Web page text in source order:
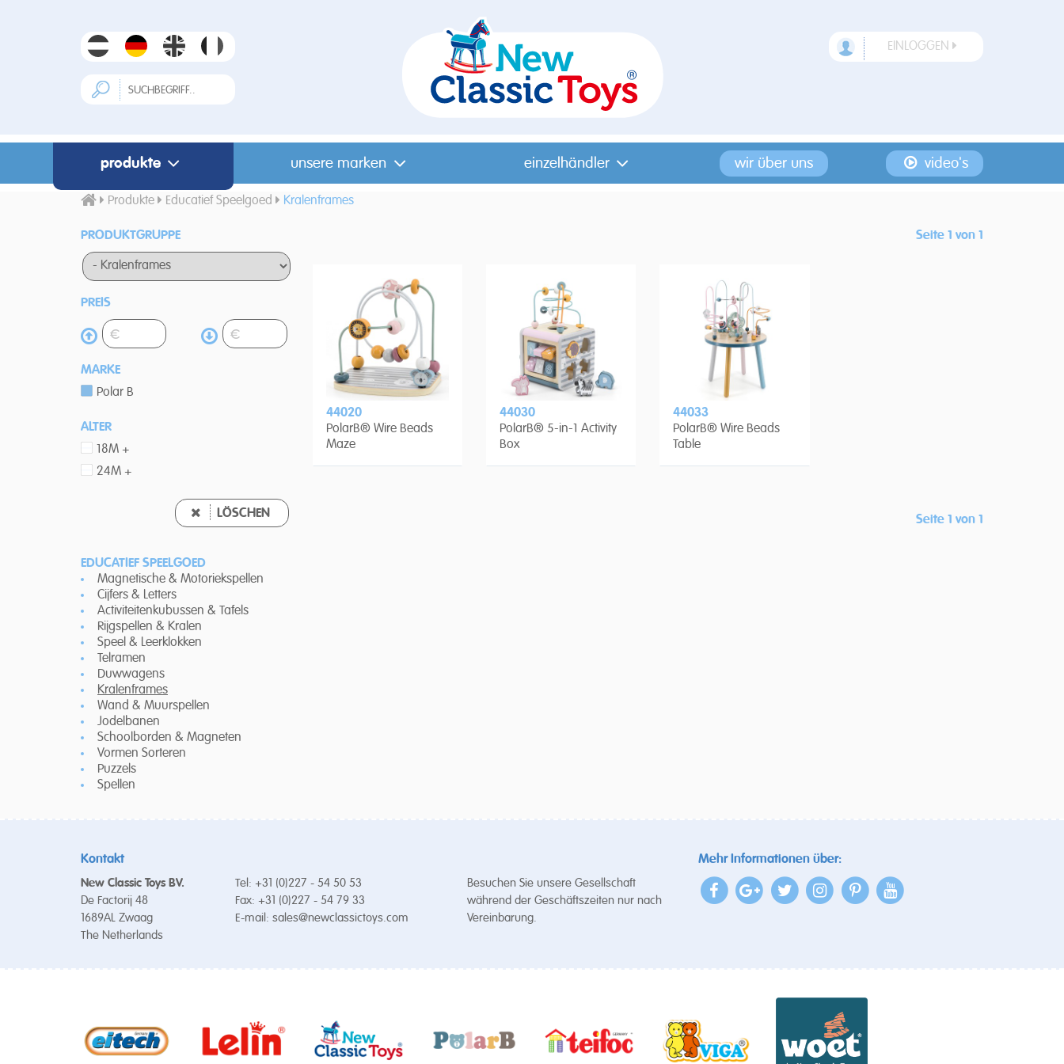
EINLOGGEN
produkte unsere marken einzelhändler wir über uns video's
Produkte Educatief Speelgoed Kralenframes
PRODUKTGRUPPE
PREIS
MARKE
Polar B
ALTER
18M +
24M +
LÖSCHEN
EDUCATIEF SPEELGOED
Magnetische & Motoriekspellen
Cijfers & Letters
Activiteitenkubussen & Tafels
Rijgspellen & Kralen
Speel & Leerklokken
Telramen
Duwwagens
Kralenframes
Wand & Muurspellen
Jodelbanen
Schoolborden & Magneten
Vormen Sorteren
Puzzels
Spellen
Seite 1 von 1
44020
PolarB® Wire Beads
Maze
44030
PolarB® 5-in-1 Activity
Box
44033
PolarB® Wire Beads
Table
Seite 1 von 1
Kontakt
New Classic Toys BV.
De Factorij 48
1689AL Zwaag
The Netherlands
Tel: +31 (0)227 - 54 50 53
Fax: +31 (0)227 - 54 79 33
E-mail: sales@newclassictoys.com
Besuchen Sie unsere Gesellschaft
während der Geschäftszeiten nur nach
Vereinbarung.
Mehr Informationen über: